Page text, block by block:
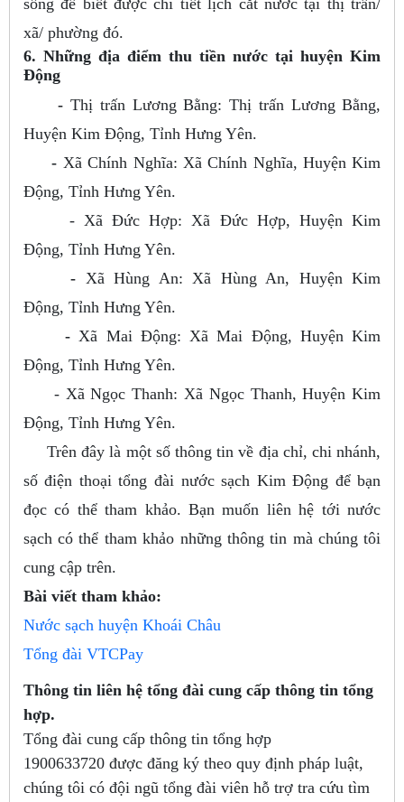
xã/ phường đó.
6. Những địa điểm thu tiền nước tại huyện Kim
Động
-Thị trấn Lương Bằng: Thị trấn Lương Bằng,
Huyện Kim Động, Tỉnh Hưng Yên.
- Xã Chính Nghĩa: Xã Chính Nghĩa, Huyện Kim
Động, Tỉnh Hưng Yên.
- Xã Đức Hợp: Xã Đức Hợp, Huyện Kim
Động, Tỉnh Hưng Yên.
- Xã Hùng An: Xã Hùng An, Huyện Kim
Động, Tỉnh Hưng Yên.
-Xã Mai Động: Xã Mai Động, Huyện Kim
Động, Tỉnh Hưng Yên.
- Xã Ngọc Thanh: Xã Ngọc Thanh, Huyện Kim
Động, Tỉnh Hưng Yên.
Trên đây là một số thông tin về địa chỉ, chi nhánh,
số điện thoại tổng đài nước sạch Kim Động để bạn
đọc có thể tham khảo. Bạn muốn liên hệ tới nước
sạch có thể tham khảo những thông tin mà chúng tôi
cung cập trên.
Bài viết tham khảo:
Nước sạch huyện Khoái Châu
Tổng đài VTCPay
Thông tin liên hệ tổng đài cung cấp thông tin tổng
hợp.
Tổng đài cung cấp thông tin tổng hợp
1900633720 được đăng ký theo quy định pháp luật,
chúng tôi có đội ngũ tổng đài viên hỗ trợ tra cứu tìm